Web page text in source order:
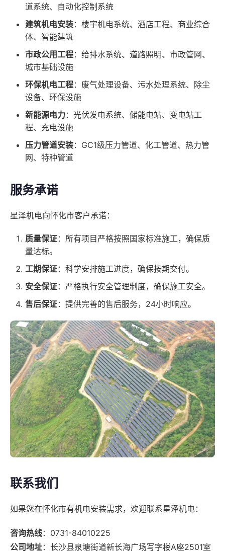
道系统、自动化控制系统
建筑机电安装：楼宇机电系统、酒店工程、商业综合
体、智能建筑
市政公用工程：给排水系统、道路照明、市政管网、
城市基础设施
环保机电工程：废气处理设备、污水处理系统、除尘
设备、环保设施
新能源电力：光伏发电系统、储能电站、变电站工
程、充电设施
压力管道安装：GC1级压力管道、化工管道、热力管
网、特种管道
服务承诺
星泽机电向怀化市客户承诺：
质量保证：所有项目严格按照国家标准施工，确保质
量达标。
工期保证：科学安排施工进度，确保按期交付。
安全保证：严格执行安全管理制度，确保施工安全。
售后保证：提供完善的售后服务，24小时响应。
联系我们
如果您在怀化市有机电安装需求，欢迎联系星泽机电：
咨询热线：0731-84010225
公司地址：长沙县泉塘街道新长海广场写字楼A座2501室